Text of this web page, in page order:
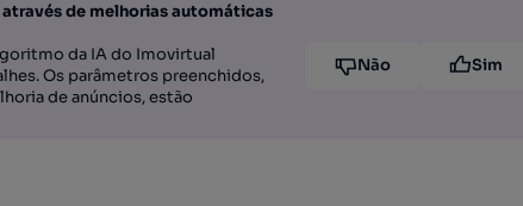
de melhorias automáticas
da IA do Imovirtual
Os parâmetros preenchidos,
de anúncios, estão
Não Sim